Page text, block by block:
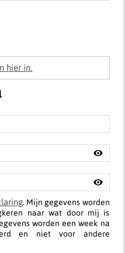
hier in.
. Mijn gegevens worden
naar wat door mij is
worden een week na
en niet voor andere